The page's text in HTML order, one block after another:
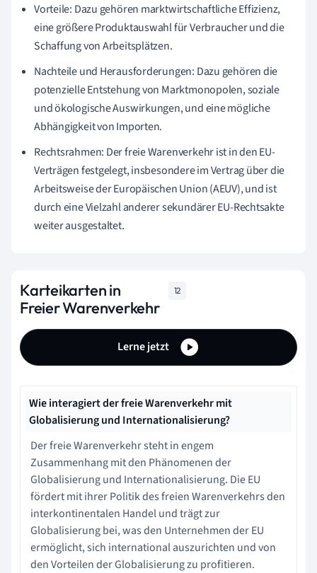
Vorteile: Dazu gehören marktwirtschaftliche Effizienz,
eine größere Produktauswahl für Verbraucher und die
Schaffung von Arbeitsplätzen.
Nachteile und Herausforderungen: Dazu gehören die
potenzielle Entstehung von Marktmonopolen, soziale
und ökologische Auswirkungen, und eine mögliche
Abhängigkeit von Importen.
Rechtsrahmen: Der freie Warenverkehr ist in den EU-
Verträgen festgelegt, insbesondere im Vertrag über die
Arbeitsweise der Europäischen Union (AEUV), und ist
durch eine Vielzahl anderer sekundärer EU-Rechtsakte
weiter ausgestaltet.
Karteikarten in
Freier Warenverkehr
12
Lerne jetzt
Wie interagiert der freie Warenverkehr mit
Globalisierung und Internationalisierung?
Der freie Warenverkehr steht in engem
Zusammenhang mit den Phänomenen der
Globalisierung und Internationalisierung. Die EU
fördert mit ihrer Politik des freien Warenverkehrs den
interkontinentalen Handel und trägt zur
Globalisierung bei, was den Unternehmen der EU
ermöglicht, sich international auszurichten und von
den Vorteilen der Globalisierung zu profitieren.